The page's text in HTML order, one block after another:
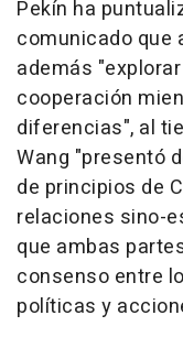
Pekín ha
comunicado que
además
cooperación
diferencias", al
Wang "presentó
de principios de
relaciones sino-
que ambas
consenso entre
políticas y